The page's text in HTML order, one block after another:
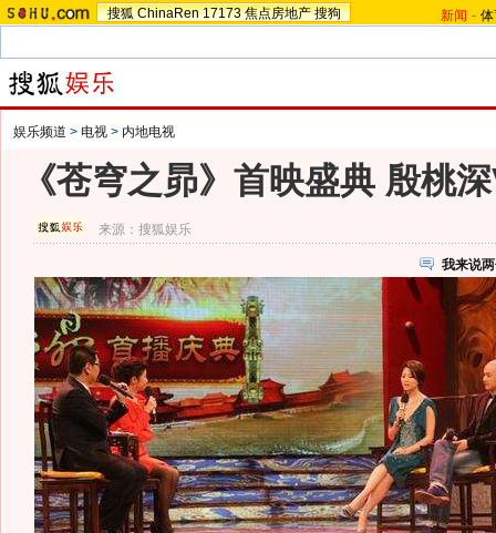
搜狐 ChinaRen 17173 焦点房地产 搜狗 新闻 -
娱乐频道 > 电视 > 内地电视
《苍穹之昴》首映盛典 殷桃
来源：搜狐娱乐
我来说